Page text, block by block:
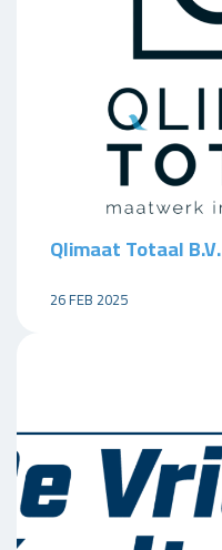
Qlimaat Totaal B.V.
26 FEB 2025